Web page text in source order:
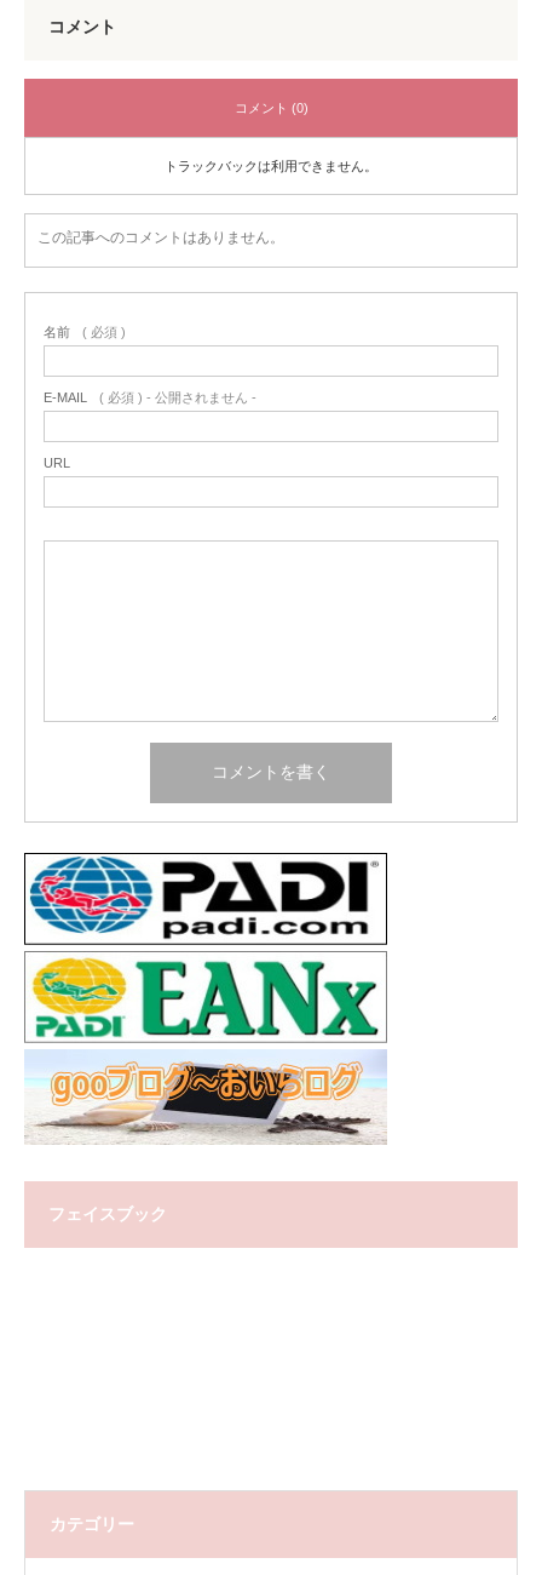
コメント
コメント (0)
トラックバックは利用できません。
この記事へのコメントはありません。
名前 ( 必須 )
E-MAIL ( 必須 ) - 公開されません -
URL
フェイスブック
カテゴリー